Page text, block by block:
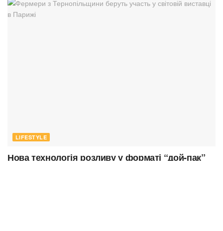
LIFESTYLE
Нова технологія розливу у форматі “дой-пак”